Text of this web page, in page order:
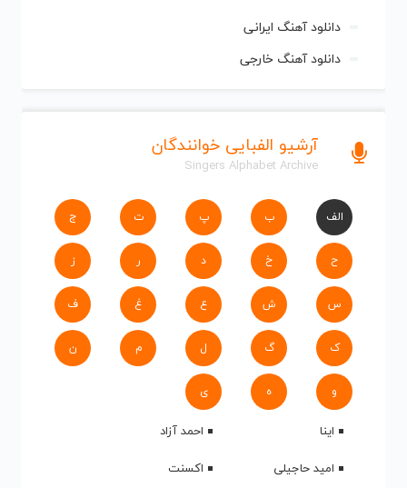
دانلود آهنگ ایرانی
دانلود آهنگ خارجی
آرشیو الفبایی خوانندگان
Singers Alphabet Archive
الف ب پ ت ج
ح خ د ر ز
س ش ع غ ف
ک گ ل م ن
و ه ی
اینا
احمد آزاد
امید حاجیلی
اکسنت